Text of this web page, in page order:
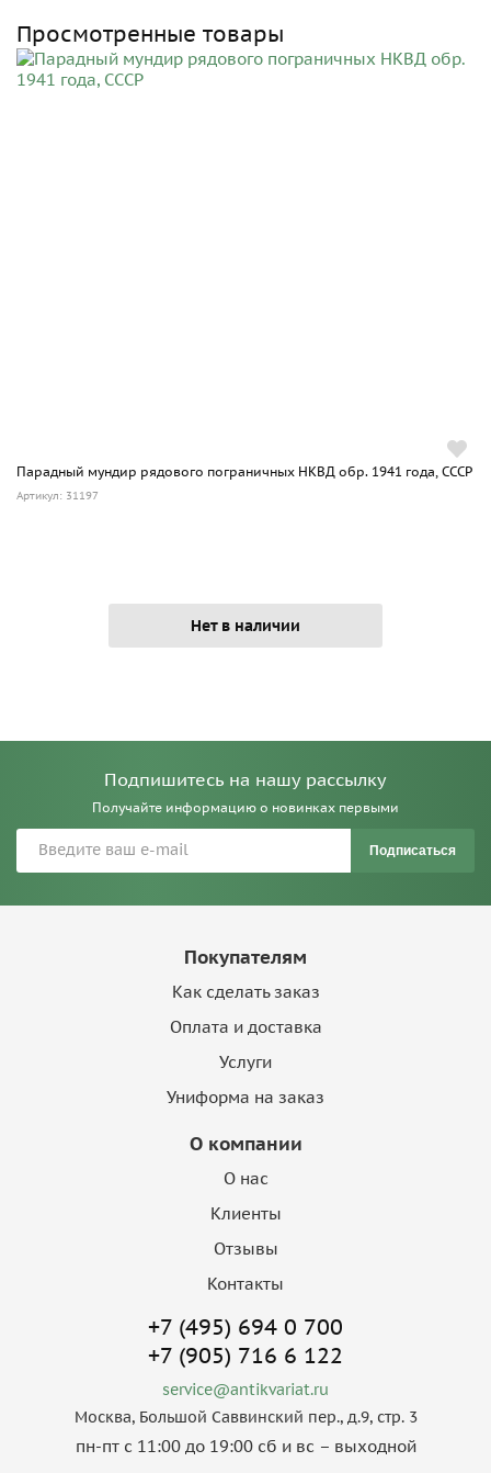
Просмотренные товары
Парадный мундир рядового пограничных НКВД обр. 1941 года, СССР
Артикул: 31197
Нет в наличии
Подпишитесь на нашу рассылку
Получайте информацию о новинках первыми
Подписаться
Покупателям
Как сделать заказ
Оплата и доставка
Услуги
Униформа на заказ
О компании
О нас
Клиенты
Отзывы
Контакты
+7 (495) 694 0 700
+7 (905) 716 6 122
service@antikvariat.ru
Москва, Большой Саввинский пер., д.9, стр. 3
пн-пт с 11:00 до 19:00 сб и вс – выходной